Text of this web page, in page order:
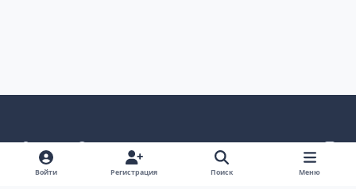
Светлый режим
Темный режим
Системные предпочтения
v
k
Язык Политика конфиденциальности Обратная связь
Войти Регистрация Поиск Меню